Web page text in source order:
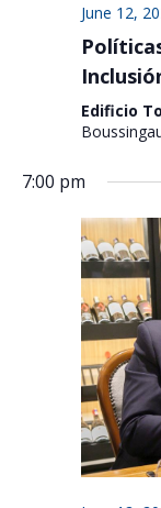
June 12,
Edificio
7:00 pm